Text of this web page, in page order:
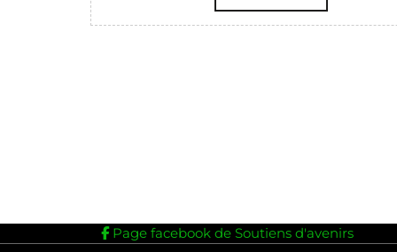
PLUS
Page facebook de Soutiens d'avenirs